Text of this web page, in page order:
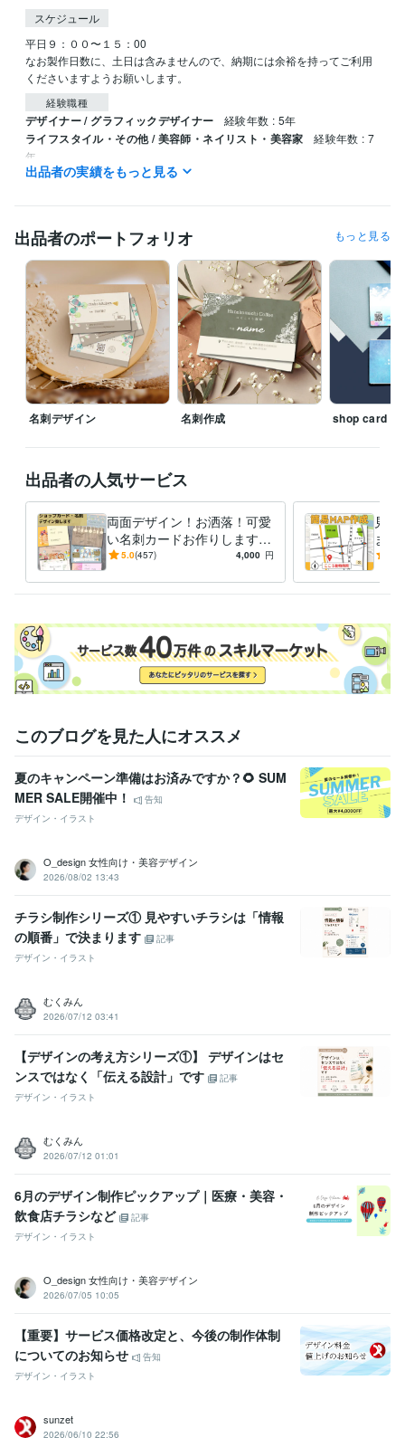
スケジュール
平日９：００〜１５：00
なお製作日数に、土日は含みませんので、納期には余裕を持ってご利用
くださいますようお願いします。
経験職種
デザイナー / グラフィックデザイナー 経験年数 : 5年
ライフスタイル・その他 / 美容師・ネイリスト・美容家
経験年数 : 7
年
実用英語技能検定2級 取得年 : 2001年
ビジネス・クリエイティブツール
Adobe Illustrator:4年Canva:5年
デザイン制作 名刺・カード類 バナー、画像作成
チラシ・ポスタ
ー・パンフレットデザイン
美容業界 飲食店 エステ セミナー イベント 個人
出品者の実績をもっと見る
出品者のポートフォリオ もっと見る
名刺デザイン 名刺作成 shop card
出品者の人気サービス
両面デザイン！お洒落！可愛
い名刺カードお作りします
こだわり！名刺やお店のポイ
か？
5.0(457) 4,000 円
見
ます
シ・
このブログを見た人にオススメ
夏のキャンペーン準備はお済みですか？🌻 SUM
MER SALE開催中！
告知
デザイン・イラスト
O_design 女性向け・美容デザイン
2026/08/02 13:43
チラシ制作シリーズ① 見やすいチラシは「情報
の順番」で決まります
記事
デザイン・イラスト
むくみん
2026/07/12 03:41
【デザインの考え方シリーズ①】 デザインはセ
ンスではなく「伝える設計」です
記事
デザイン・イラスト
むくみん
2026/07/12 01:01
6月のデザイン制作ピックアップ｜医療・美容・
飲食店チラシなど
記事
デザイン・イラスト
O_design 女性向け・美容デザイン
2026/07/05 10:05
【重要】サービス価格改定と、今後の制作体制
についてのお知らせ
告知
デザイン・イラスト
sunzet
2026/06/10 22:56